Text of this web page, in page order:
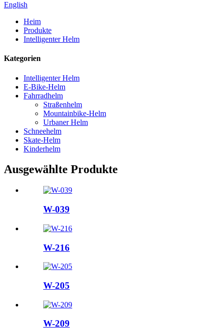
English
Heim
Produkte
Intelligenter Helm
Kategorien
Intelligenter Helm
E-Bike-Helm
Fahrradhelm
Straßenhelm
Mountainbike-Helm
Urbaner Helm
Schneehelm
Skate-Helm
Kinderhelm
Ausgewählte Produkte
W-039
W-216
W-205
W-209